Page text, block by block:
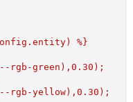
%}
rgb-green),0.30);
rgb-yellow),0.30);